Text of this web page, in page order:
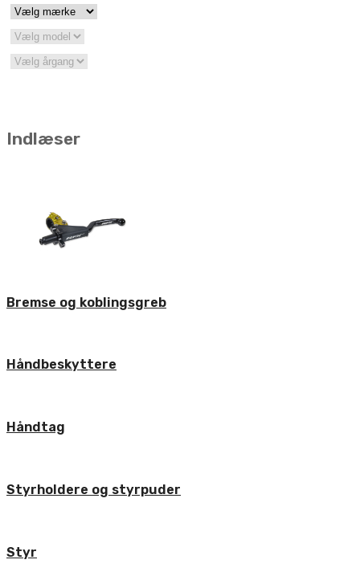
Indlæser
Bremse og koblingsgreb
Håndbeskyttere
Håndtag
Styrholdere og styrpuder
Styr